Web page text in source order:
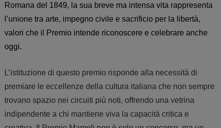
Romana del 1849, la sua breve ma intensa vita rappresenta
l’unione tra arte, impegno civile e sacrificio per la libertà,
valori che il Premio intende riconoscere e celebrare anche
oggi.
L’istituzione di questo premio risponde alla necessità di
premiare le eccellenze della cultura italiana che non sempre
trovano spazio nei circuiti più noti, offrendo una vetrina
indipendente a chi mantiene viva la capacità critica e